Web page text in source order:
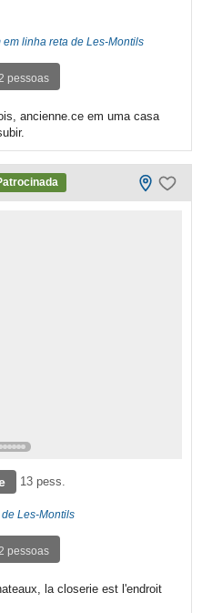
em linha reta de Les-Montils
pessoas
ancienne.ce em uma casa
13 pess.
Les-Montils
pessoas
la closerie est l'endroit